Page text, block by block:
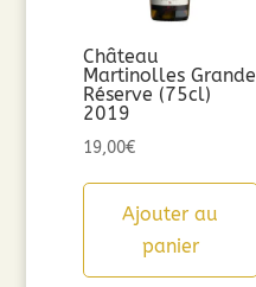
Château
Martinolles Grande
Réserve (75cl)
2019
19,00€
Ajouter au
panier